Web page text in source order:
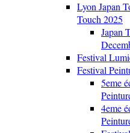
Lyon Japan
Touch 2025
Japan
Festival
Festival
5eme
4eme